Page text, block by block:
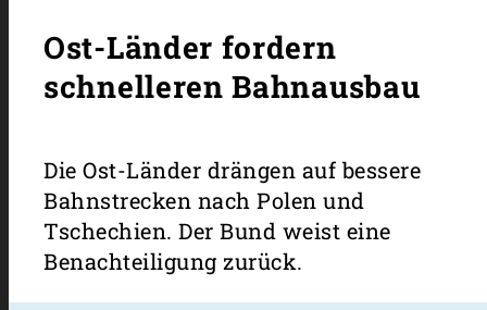
Ost-Länder fordern
schnelleren Bahnausbau
Die Ost-Länder drängen auf bessere
Bahnstrecken nach Polen und
Tschechien. Der Bund weist eine
Benachteiligung zurück.